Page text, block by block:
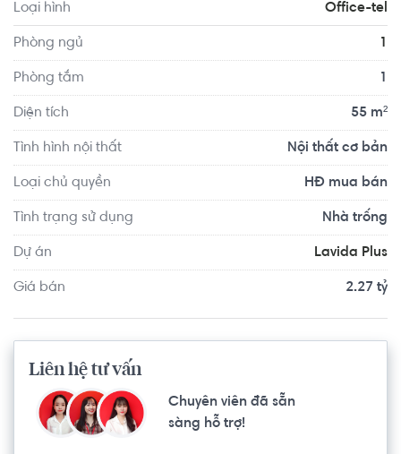
bờ sông 4.000m2. Từ dự án dễ dàng kết nối đến Quận 1,
quận 4, quận 5. Kết nối nhanh chóng mọi dịch vụ tiện ích
Office-tel có vị trí cách Trường Mầm non Cỏ Ba Lá -
Mầm non Úc Châu khoảng 8.0km. Di chuyển tới VShape
Fitness & Yoga Center Quận 2 khoảng 8.1km, F5 Gym And
chuyển với đầy đủ các tiện ích về y tế, giáo dục và giải trí.
Loại hình Office-tel
Phòng ngủ 1
Phòng tắm 1
Diện tích 55 m²
Tình hình nội thất Nội thất cơ bản
Loại chủ quyền HĐ mua bán
Tình trạng sử dụng Nhà trống
Dự án Lavida Plus
Giá bán 2.27 tỷ
Liên hệ tư vấn
Chuyên viên đã sẵn
sàng hỗ trợ!